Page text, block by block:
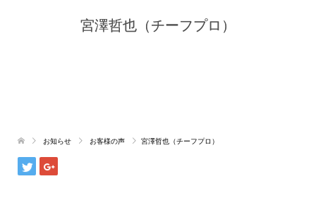
宮澤哲也（チーフプロ）
お知らせ お客様の声 宮澤哲也（チーフプロ）